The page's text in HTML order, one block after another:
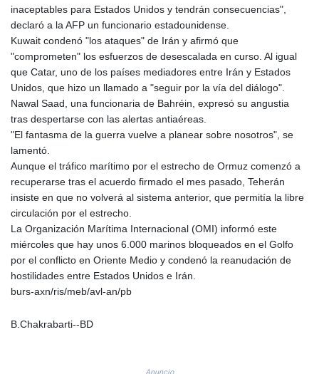
PEN 3.913564
PGK 5.112721
PHP 70.183258
PKR 321.178758
PLN 4.299905
PYG 6873.802279
QAR 4.213541
RON 5.244583
RSD 117.953626
RWF 1693.738704
SAR 4.370455
SBD 9.325039
SDG 694.263698
SEK 10.961095
SGD 1.477777
SLE 28.445176
SZL 18.781467
inaceptables para Estados Unidos y tendrán consecuencias",
declaró a la AFP un funcionario estadounidense.
Kuwait condenó "los ataques" de Irán y afirmó que
"comprometen" los esfuerzos de desescalada en curso. Al igual
que Catar, uno de los países mediadores entre Irán y Estados
Unidos, que hizo un llamado a "seguir por la vía del diálogo".
Nawal Saad, una funcionaria de Bahréin, expresó su angustia
tras despertarse con las alertas antiaéreas.
"El fantasma de la guerra vuelve a planear sobre nosotros", se
lamentó.
Aunque el tráfico marítimo por el estrecho de Ormuz comenzó a
recuperarse tras el acuerdo firmado el mes pasado, Teherán
insiste en que no volverá al sistema anterior, que permitía la libre
circulación por el estrecho.
La Organización Marítima Internacional (OMI) informó este
miércoles que hay unos 6.000 marinos bloqueados en el Golfo
por el conflicto en Oriente Medio y condenó la reanudación de
hostilidades entre Estados Unidos e Irán.
burs-axn/ris/meb/avl-an/pb
B.Chakrabarti--BD
Anuncio